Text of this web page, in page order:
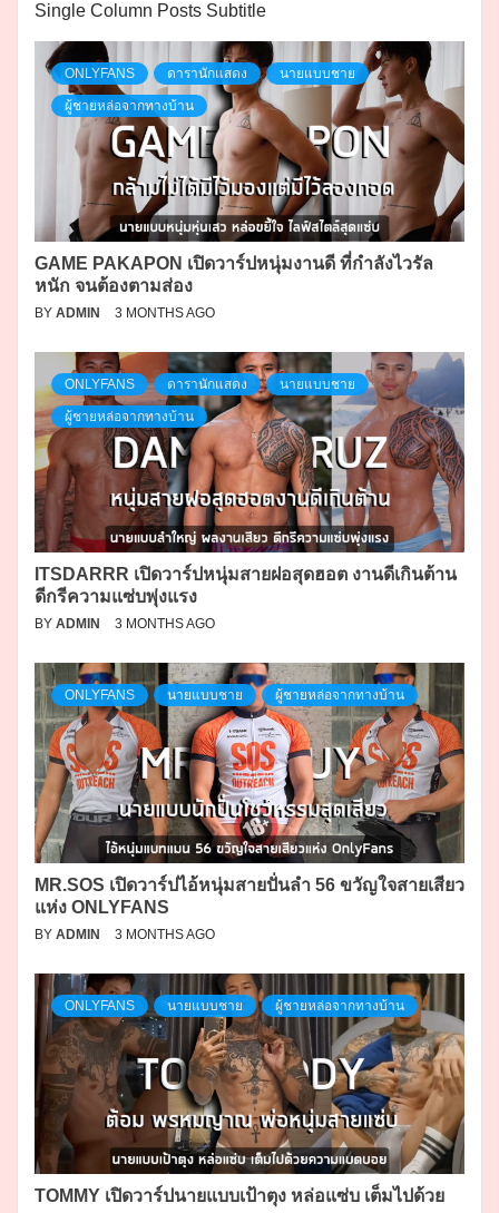
Single Column Posts Subtitle
ONLYFANS ดารานักแสดง นายแบบชาย
ผู้ชายหล่อจากทางบ้าน
GAME PAKAPON เปิดวาร์ปหนุ่มงานดี ที่กำลังไวรัล
หนัก จนต้องตามส่อง
BY ADMIN 3 MONTHS AGO
ONLYFANS ดารานักแสดง นายแบบชาย
ผู้ชายหล่อจากทางบ้าน
ITSDARRR เปิดวาร์ปหนุ่มสายฝอสุดฮอต งานดีเกินต้าน
ดีกรีความแซ่บพุ่งแรง
BY ADMIN 3 MONTHS AGO
ONLYFANS นายแบบชาย ผู้ชายหล่อจากทางบ้าน
MR.SOS เปิดวาร์ปไอ้หนุ่มสายปั่นลำ 56 ขวัญใจสายเสียว
แห่ง ONLYFANS
BY ADMIN 3 MONTHS AGO
ONLYFANS นายแบบชาย ผู้ชายหล่อจากทางบ้าน
TOMMY เปิดวาร์ปนายแบบเป้าตุง หล่อแซ่บ เต็มไปด้วย